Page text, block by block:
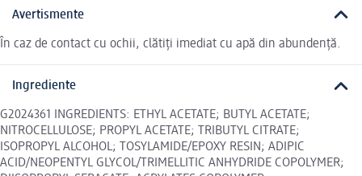
Avertismente
În caz de contact cu ochii, clătiți imediat cu apă din abundență.
Ingrediente
G2024361 INGREDIENTS: ETHYL ACETATE; BUTYL ACETATE;
NITROCELLULOSE; PROPYL ACETATE; TRIBUTYL CITRATE;
ISOPROPYL ALCOHOL; TOSYLAMIDE/EPOXY RESIN; ADIPIC
ACID/NEOPENTYL GLYCOL/TRIMELLITIC ANHYDRIDE COPOLYMER;